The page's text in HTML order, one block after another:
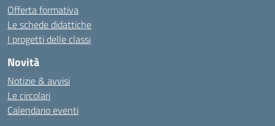
Offerta formativa
Le schede didattiche
I progetti delle classi
Novità
Notizie & avvisi
Le circolari
Calendario eventi